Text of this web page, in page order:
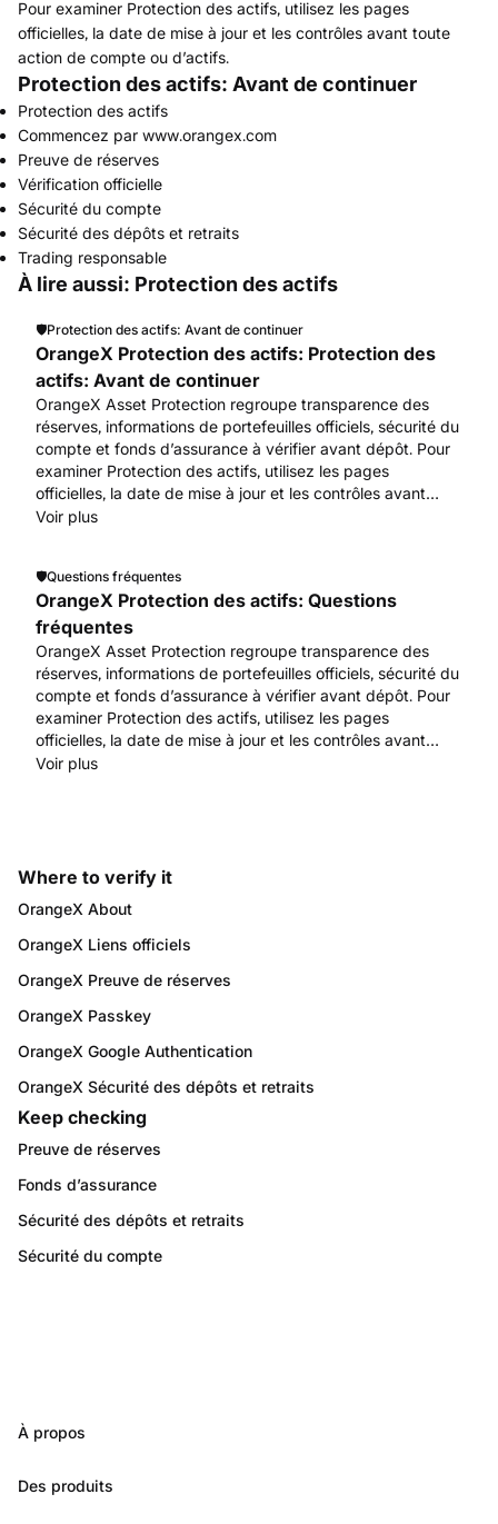
Pour examiner Protection des actifs, utilisez les pages
officielles, la date de mise à jour et les contrôles avant toute
action de compte ou d’actifs.
Protection des actifs: Avant de continuer
Protection des actifs
Commencez par www.orangex.com
Preuve de réserves
Vérification officielle
Sécurité du compte
Sécurité des dépôts et retraits
Trading responsable
À lire aussi: Protection des actifs
🛡️Protection des actifs: Avant de continuer
OrangeX Protection des actifs: Protection des
actifs: Avant de continuer
OrangeX Asset Protection regroupe transparence des
réserves, informations de portefeuilles officiels, sécurité du
compte et fonds d’assurance à vérifier avant dépôt. Pour
examiner Protection des actifs, utilisez les pages
officielles, la date de mise à jour et les contrôles avant
toute action de compte ou d’actifs. Commencez par
Voir plus
🛡️Questions fréquentes
OrangeX Protection des actifs: Questions
fréquentes
OrangeX Asset Protection regroupe transparence des
réserves, informations de portefeuilles officiels, sécurité du
compte et fonds d’assurance à vérifier avant dépôt. Pour
examiner Protection des actifs, utilisez les pages
officielles, la date de mise à jour et les contrôles avant
toute action de compte ou d’actifs. Commencez par
Voir plus
Where to verify it
OrangeX About
OrangeX Liens officiels
OrangeX Preuve de réserves
OrangeX Passkey
OrangeX Google Authentication
OrangeX Sécurité des dépôts et retraits
Keep checking
Preuve de réserves
Fonds d’assurance
Sécurité des dépôts et retraits
Sécurité du compte
À propos
Des produits